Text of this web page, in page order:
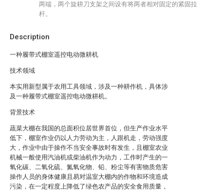
Description
一种履带式棚室遥控电动微耕机
技术领域
本实用新型属于农用工具领域，涉及一种耕作机，具体涉
及一种履带式棚室遥控电动微耕机。
背景技术
蔬菜大棚在我国的总面积位居世界首位，但生产作业水平
低下，棚室作业仍以人力劳动为主，人跟机走，劳动强度
大，作业中由于操作不当安全事故时有发生，且棚室农业
机械一般使用汽油机或柴油机作为动力，工作时产生的一
氧化碳、二氧化硫、氮氧化物、铅、粉尘等有害物质危害
操作人员的身体健康且易对温室大棚内的作物和环境造成
污染，在一定程度上降低了绿色农产品的安全食用质量，
两端，两个旋耕刀支架之间设有将两者相对固定的紧固拉
杆。